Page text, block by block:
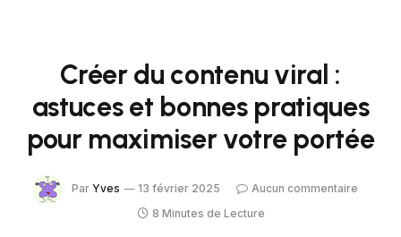
Créer du contenu viral :
astuces et bonnes pratiques
pour maximiser votre portée
Par Yves 13 février 2025
Aucun commentaire
8 Minutes de Lecture